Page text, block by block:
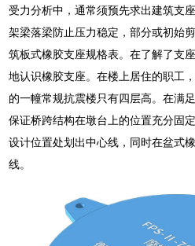
受力分析中，通常须预先求出建筑支
架梁落梁防止压力稳定，部分或初始
筑板式橡胶支座规格表。在了解了支
地认识橡胶支座。在楼上居住的职工
的一幢常规抗震楼只有四层高。在满
保证桥跨结构在墩台上的位置充分固
设计位置处划出中心线，同时在盆式
线。